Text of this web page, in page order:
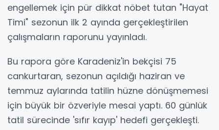
engellemek için pür dikkat nöbet tutan "Hayat
Timi" sezonun ilk 2 ayında gerçekleştirilen
çalışmaların raporunu yayınladı.
Bu rapora göre Karadeniz'in bekçisi 75
cankurtaran, sezonun açıldığı haziran ve
temmuz aylarında tatilin hüzne dönüşmemesi
için büyük bir özveriyle mesai yaptı. 60 günlük
tatil sürecinde 'sıfır kayıp' hedefi gerçekleşti.